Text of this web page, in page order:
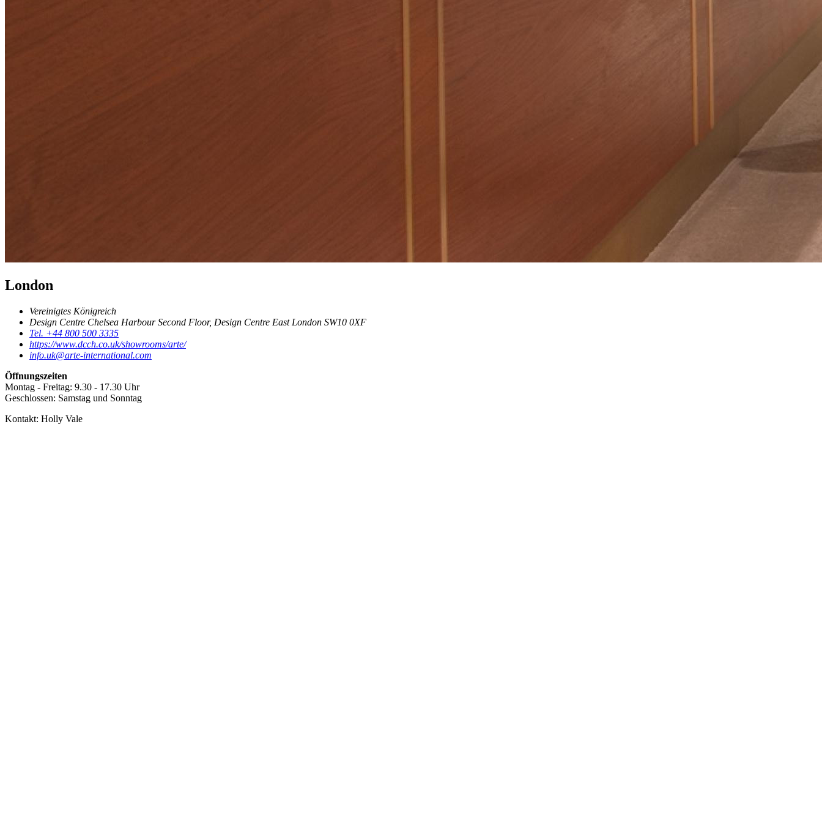
London
Vereinigtes Königreich
Design Centre Chelsea Harbour Second Floor, Design Centre East London SW10 0XF
Tel. +44 800 500 3335
https://www.dcch.co.uk/showrooms/arte/
info.uk@arte-international.com
Öffnungszeiten
Montag - Freitag: 9.30 - 17.30 Uhr
Geschlossen: Samstag und Sonntag
Kontakt: Holly Vale